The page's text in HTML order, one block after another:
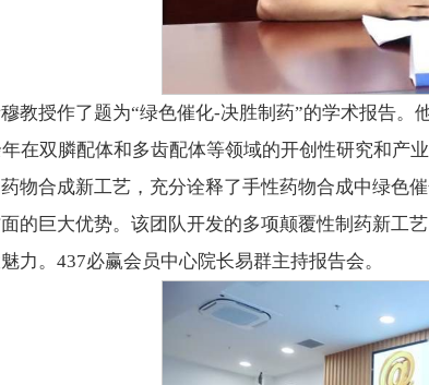
教授作了题为“绿色催化-决胜制药”的学术报告
年在双膦配体和多齿配体等领域的开创性研究和产
物合成新工艺，充分诠释了手性药物合成中绿色
的巨大优势。该团队开发的多项颠覆性制药新工
力。437必赢会员中心院长易群主持报告会。